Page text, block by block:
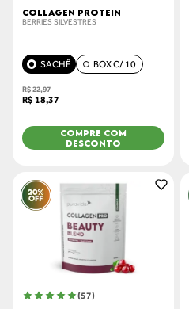
COLLAGEN PROTEIN
BERRIES SILVESTRES
SACHÊ BOX C/ 10
R$ 22,97
R$ 18,37
COMPRE COM
DESCONTO
(57)